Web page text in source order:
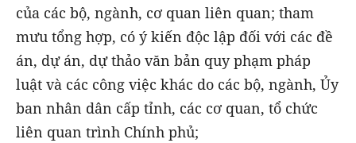
của các bộ, ngành, cơ quan liên quan; tham
mưu tổng hợp, có ý kiến độc lập đối với các đề
án, dự án, dự thảo văn bản quy phạm pháp
luật và các công việc khác do các bộ, ngành, Ủy
ban nhân dân cấp tỉnh, các cơ quan, tổ chức
liên quan trình Chính phủ;